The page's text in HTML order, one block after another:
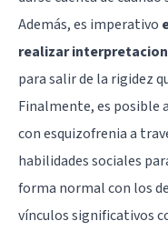
Además, es imperativo
realizar
para salir de la rigidez
Finalmente, es posible
con esquizofrenia a
habilidades sociales
forma normal con los
vínculos significativos